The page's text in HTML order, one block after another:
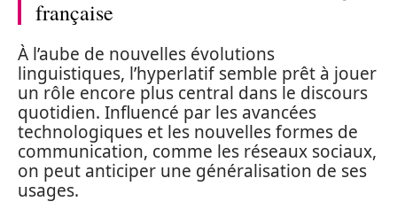
française
À l’aube de nouvelles évolutions
linguistiques, l’hyperlatif semble prêt à jouer
un rôle encore plus central dans le discours
quotidien. Influencé par les avancées
technologiques et les nouvelles formes de
communication, comme les réseaux sociaux,
on peut anticiper une généralisation de ses
usages.